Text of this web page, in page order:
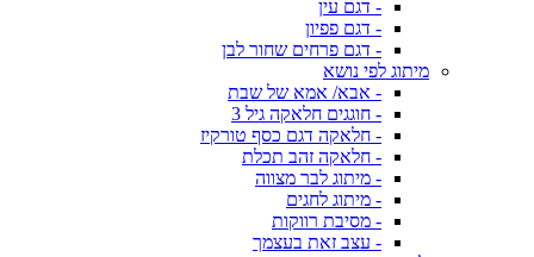
- דגם עין
- דגם פפיון
- דגם פרחים שחור לבן
מיתוג לפי נושא
- אבא/ אמא של שבת
- חוגגים חלאקה גיל 3
- חלאקה דגם כסף טורקיז
- חלאקה זהב תכלת
- מיתוג לבר מצווה
- מיתוג לחגים
- מסיבת רווקות
- עצב זאת בעצמך